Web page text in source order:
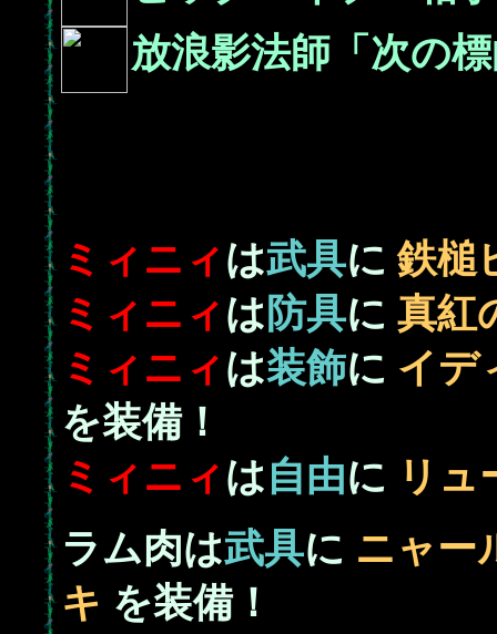
放浪影法師「次の
ミィニィ は武具に鉄槌
ミィニィ は 防具に 真紅
ミィニィ は装飾に イデ
を装備！
ミィニィ は自由に リュ
ラム肉は武具に ニャー
キ を装備！